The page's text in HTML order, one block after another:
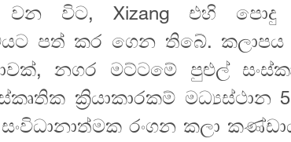
විට, Xizang එහි පොදු
පත් කර ගෙන තිබේ. කලාපය
නගර මට්ටමේ පුළුල්
ක්‍රියාකාරකම් මධ්‍යස්ථාන
රංගන කලා